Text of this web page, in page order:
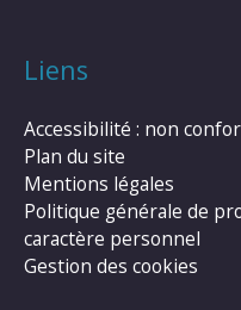
Liens
Accessibilité : non
Plan du site
Mentions légales
Politique générale de
caractère personnel
Gestion des cookies